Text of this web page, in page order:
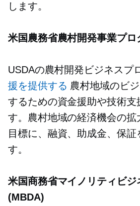
します。
米国農務省農村開発事業プロ
USDAの農村開発ビジネスプ
援を提供する 農村地域のビ
するための資金援助や技術支
す。農村地域の経済機会の拡
目標に、融資、助成金、保証
す。
米国商務省マイノリティビジ
(MBDA)